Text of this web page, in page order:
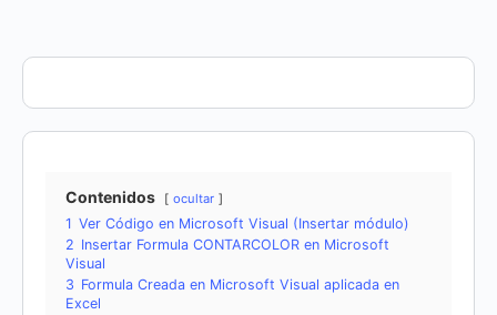
Contenidos ocultar
1 Ver Código en Microsoft Visual (Insertar módulo)
2 Insertar Formula CONTARCOLOR en Microsoft
Visual
3 Formula Creada en Microsoft Visual aplicada en
Excel